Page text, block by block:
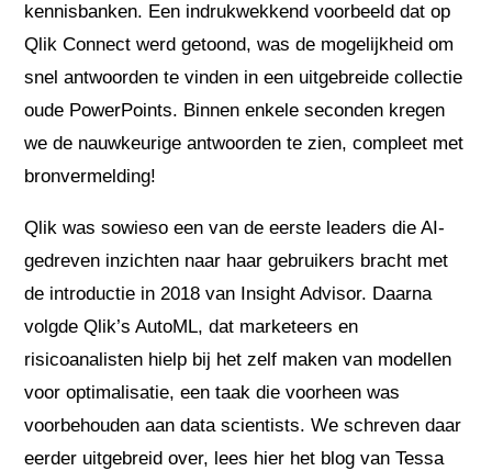
kennisbanken. Een indrukwekkend voorbeeld dat op
Qlik Connect werd getoond, was de mogelijkheid om
snel antwoorden te vinden in een uitgebreide collectie
oude PowerPoints. Binnen enkele seconden kregen
we de nauwkeurige antwoorden te zien, compleet met
bronvermelding!
Qlik was sowieso een van de eerste leaders die AI-
gedreven inzichten naar haar gebruikers bracht met
de introductie in 2018 van Insight Advisor. Daarna
volgde Qlik’s AutoML, dat marketeers en
risicoanalisten hielp bij het zelf maken van modellen
voor optimalisatie, een taak die voorheen was
voorbehouden aan data scientists. We schreven daar
eerder uitgebreid over, lees hier het blog van Tessa